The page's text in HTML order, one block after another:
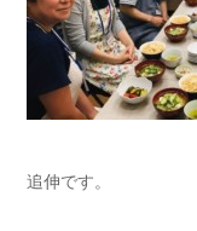
追伸です。